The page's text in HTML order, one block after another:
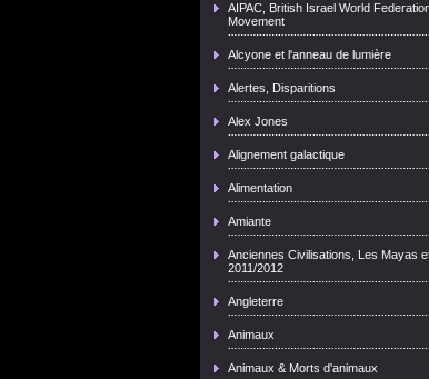
AIPAC, British Israel World
Movement
Alcyone et l'anneau de lumière
Alertes, Disparitions
Alex Jones
Alignement galactique
Alimentation
Amiante
Anciennes Civilisations, Les Mayas
2011/2012
Angleterre
Animaux
Animaux & Morts d'animaux